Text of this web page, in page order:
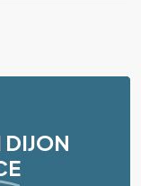
DIJON